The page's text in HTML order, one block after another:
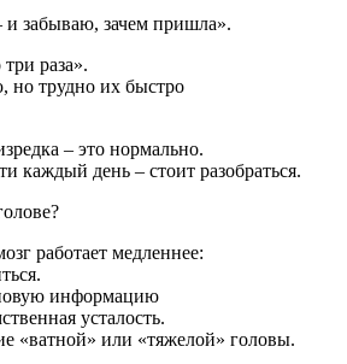
и забываю, зачем пришла».
раза».
но трудно их быстро
– это нормально.
каждый день – стоит разобраться.
работает медленнее:
информацию
усталость.
«ватной» или «тяжелой» головы.